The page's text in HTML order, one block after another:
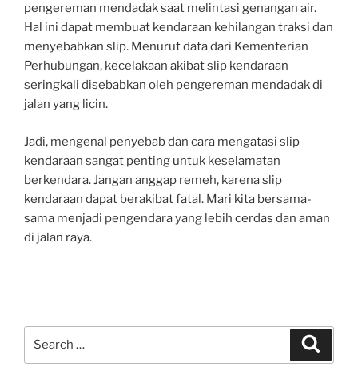
pengereman mendadak saat melintasi genangan air.
Hal ini dapat membuat kendaraan kehilangan traksi dan
menyebabkan slip. Menurut data dari Kementerian
Perhubungan, kecelakaan akibat slip kendaraan
seringkali disebabkan oleh pengereman mendadak di
jalan yang licin.
Jadi, mengenal penyebab dan cara mengatasi slip
kendaraan sangat penting untuk keselamatan
berkendara. Jangan anggap remeh, karena slip
kendaraan dapat berakibat fatal. Mari kita bersama-
sama menjadi pengendara yang lebih cerdas dan aman
di jalan raya.